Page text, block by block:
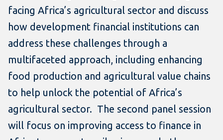
facing Africa’s agricultural sector and discuss
how development financial institutions can
address these challenges through a
multifaceted approach, including enhancing
food production and agricultural value chains
to help unlock the potential of Africa’s
agricultural sector. The second panel session
will focus on improving access to finance in